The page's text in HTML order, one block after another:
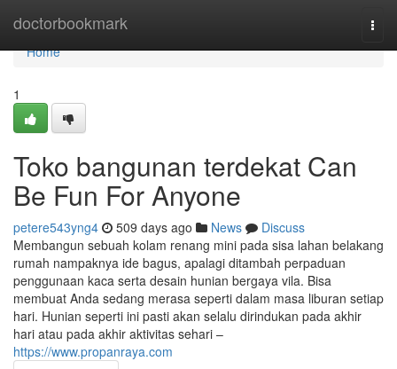
doctorbookmark
Home
Home
1
Toko bangunan terdekat Can
Be Fun For Anyone
petere543yng4 509 days ago News
Discuss
Membangun sebuah kolam renang mini pada sisa lahan belakang
rumah nampaknya ide bagus, apalagi ditambah perpaduan
penggunaan kaca serta desain hunian bergaya vila. Bisa
membuat Anda sedang merasa seperti dalam masa liburan setiap
hari. Hunian seperti ini pasti akan selalu dirindukan pada akhir
hari atau pada akhir aktivitas sehari –
https://www.propanraya.com